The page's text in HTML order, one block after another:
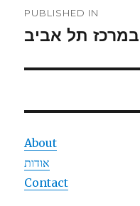
navigation
PUBLISHED IN
תל אביב
About
אודות
Contact